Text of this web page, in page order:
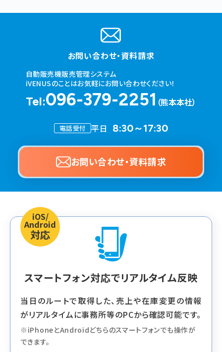
お問い合わせ・資料請求
自動販売機販売管理システム
iVENUSのことはお気軽にお問い合わせください！
Tel:096-379-2251 （熊本本社）
電話受付 平日 8:30～17:30
お問い合わせ・資料請求
iOS/
Android
対応
スマートフォン対応でリアルタイム反映
当日のルートで取得した、売上や在庫変更の情報
がリアルタイムに事務所等のPCから確認可能です。
※iPhoneとAndroidどちらのスマートフォンでも操作が
できます。